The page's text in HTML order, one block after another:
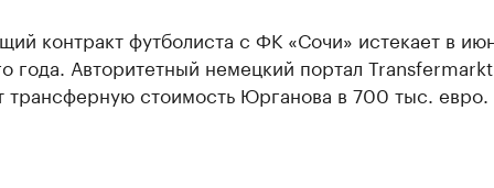
контракт футболиста с ФК «Сочи» истекает в
года. Авторитетный немецкий портал Transfermarkt
трансферную стоимость Юрганова в 700 тыс. евро.